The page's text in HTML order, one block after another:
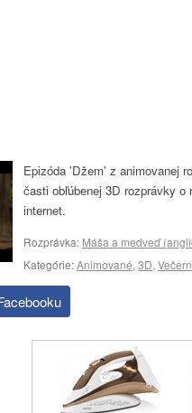
Epizóda 'Džem' z animovanej
časti obľúbenej 3D rozprávky o
internet.
Rozprávka: Máša a medveď
Kategórie:Animované, 3D,